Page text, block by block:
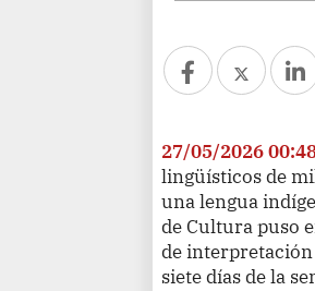
27/05/2026
lingüísticos de
una lengua
de Cultura puso
de
siete días de la